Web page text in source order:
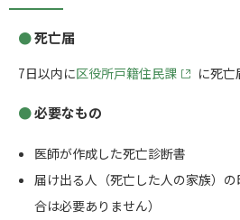
死亡届
7日以内に区役所戸籍住民課 に死亡
必要なもの
医師が作成した死亡診断書
届け出る人（死亡した人の家族）
合は必要ありません）